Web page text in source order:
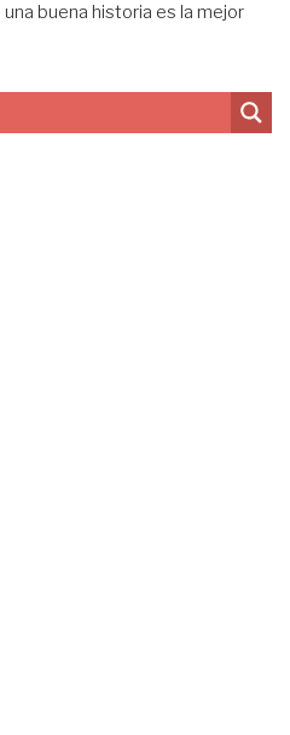
buena historia es la mejor